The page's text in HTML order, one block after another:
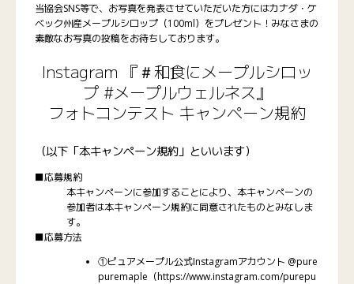
当協会SNS等で、お写真を発表させていただいた方にはカナダ・ケ
ベック州産メープルシロップ（100ml）をプレゼント！みなさまの
素敵なお写真の投稿をお待ちしております。
Instagram 『＃和食にメープルシロッ
プ #メープルウェルネス』
フォトコンテスト キャンペーン規約
（以下「本キャンペーン規約」といいます）
■応募規約
本キャンペーンに参加することにより、本キャンペーンの
参加者は本キャンペーン規約に同意されたものとみなしま
す。
■応募方法
①ピュアメープル公式Instagramアカウント @pure
puremaple（https://www.instagram.com/purepu